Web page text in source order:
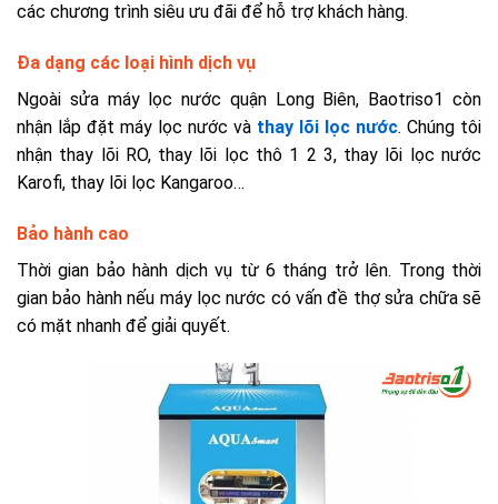
các chương trình siêu ưu đãi để hỗ trợ khách hàng.
Đa dạng các loại hình dịch vụ
Ngoài sửa máy lọc nước quận Long Biên, Baotriso1 còn
nhận lắp đặt máy lọc nước và thay lõi lọc nước. Chúng tôi
nhận thay lõi RO, thay lõi lọc thô 1 2 3, thay lõi lọc nước
Karofi, thay lõi lọc Kangaroo…
Bảo hành cao
Thời gian bảo hành dịch vụ từ 6 tháng trở lên. Trong thời
gian bảo hành nếu máy lọc nước có vấn đề thợ sửa chữa sẽ
có mặt nhanh để giải quyết.